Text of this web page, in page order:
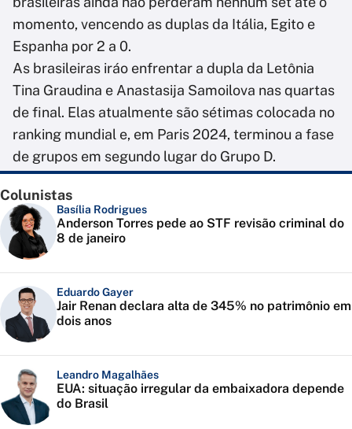
momento, vencendo as duplas da Itália, Egito e
Espanha por 2 a 0.
As brasileiras iráo enfrentar a dupla da Letônia
Tina Graudina e Anastasija Samoilova nas quartas
de final. Elas atualmente são sétimas colocada no
ranking mundial e, em Paris 2024, terminou a fase
de grupos em segundo lugar do Grupo D.
Colunistas
Basília Rodrigues
Anderson Torres pede ao STF revisão criminal do
8 de janeiro
Eduardo Gayer
Jair Renan declara alta de 345% no patrimônio em
dois anos
Leandro Magalhães
EUA: situação irregular da embaixadora depende
do Brasil